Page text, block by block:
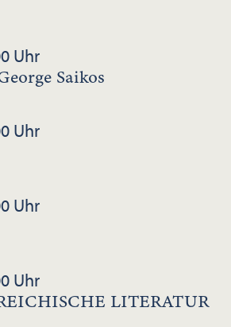
Uhr
Saikos
Uhr
Uhr
Uhr
LITERATUR